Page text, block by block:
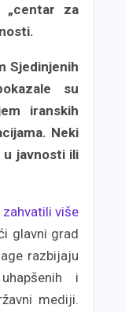
„centar za
Sjedinjenih
su
iranskih
Neki
u javnosti ili
više
glavni grad
razbijaju
i
mediji.